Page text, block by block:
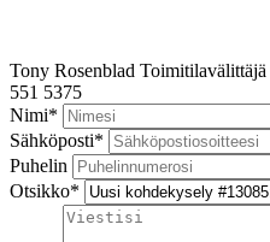
Tony Rosenblad Toimitilavälittäjä
551 5375
Nimi*
Sähköposti*
Puhelin
Otsikko*